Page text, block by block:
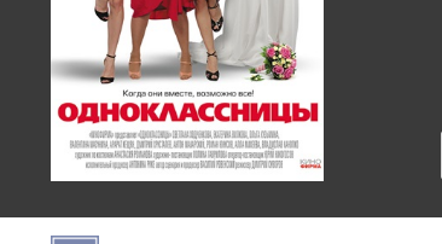
Новости
Подарки